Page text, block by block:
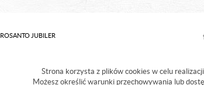
ROSANTO JUBILER
Strona korzysta z plików cookies w celu realizacji
Możesz określić warunki przechowywania lub